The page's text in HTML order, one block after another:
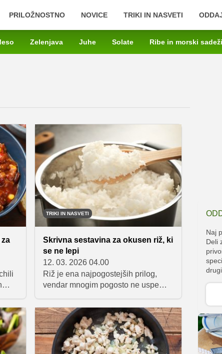
PRILOŽNOSTNO NOVICE TRIKI IN NASVETI
Zelenjava Juhe Solate Ribe in morski sadeži
TRIKI IN NASVETI
Skrivna sestavina za okusen riž, ki
se ne lepi
12. 03. 2026 04.00
Riž je ena najpogostejših prilog,
vendar mnogim pogosto ne uspe
je lepljiva, okus pa precej nevtralen.
Na srečo obstaja zelo preprost trik, s
katerim lahko riž postane bistveno
bolj rahel in okusnejši.
Naj
Deli